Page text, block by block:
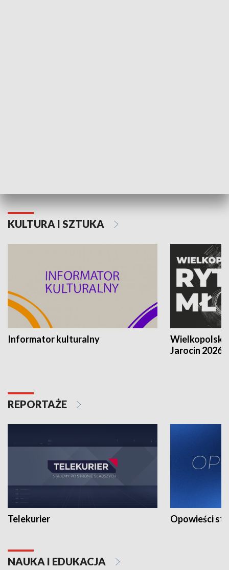
KULTURA I SZTUKA
Informator kulturalny
Jarocin 2026
REPORTAŻE
Telekurier Opowieści
NAUKA I EDUKACJA